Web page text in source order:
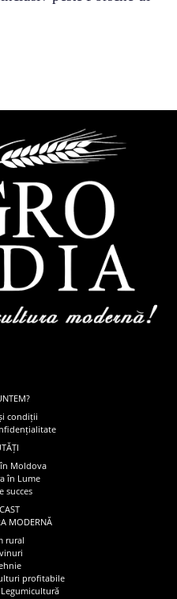
condiții
Moldova
în Lume
succes
MODERNĂ
rural
profitabile